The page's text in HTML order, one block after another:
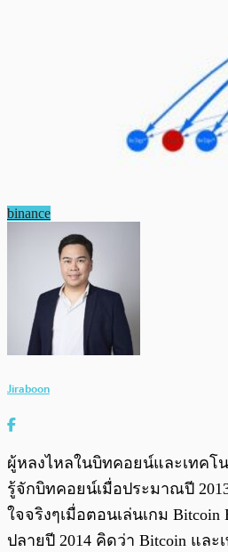
binance
Jiraboon
ผู้หลงไหลในบิทคอยน์และเทคโน
รู้จักบิทคอยน์เมื่อประมาณปี
ใจจริงๆเมื่อตอนเล่นเกม
ปลายปี 2014 คิดว่า Bitcoin และ